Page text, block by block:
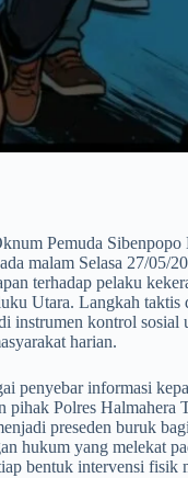
Pemuda
malam Selasa 27/05/
terhadap pelaku
Utara. Langkah taktis
instrumen kontrol
harian.
penyebar informasi
Polres Halmahera
preseden buruk
hukum yang melekat
bentuk intervensi